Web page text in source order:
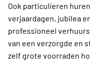
Ook particulieren
verjaardagen, jubilea
professioneel
van een verzorgde en
zelf grote voorraden